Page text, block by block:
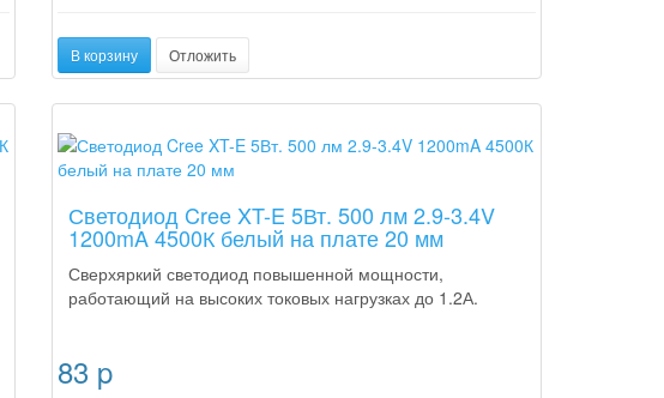
В корзину Отложить
Светодиод Cree XT-E 5Вт. 500 лм 2.9-3.4V
1200mA 4500К белый на плате 20 мм
Сверхяркий светодиод повышенной мощности,
работающий на высоких токовых нагрузках до 1.2А.
83 p